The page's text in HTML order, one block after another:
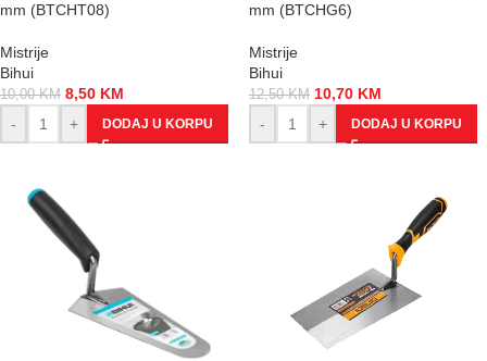
mm (BTCHT08)
Mistrije
Bihui
10,00KM 8,50 KM
-
+ DODAJ U KORPU
mm (BTCHG6)
Mistrije
Bihui
12,50KM 10,70 KM
-
+ DODAJ U KORPU